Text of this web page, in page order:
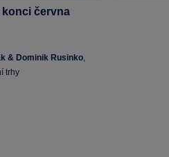
konci června
& Dominik Rusinko,
trhy